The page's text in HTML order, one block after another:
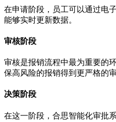
在申请阶段，员工可以通过电
能够实时更新数据。
审核阶段
审核是报销流程中最为重要的
保高风险的报销得到更严格的审
决策阶段
在这一阶段，合思智能化审批